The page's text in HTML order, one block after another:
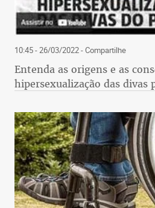
10:45 - 26/03/2022- Compartilhe
Entenda as origens e as
hipersexualização das divas